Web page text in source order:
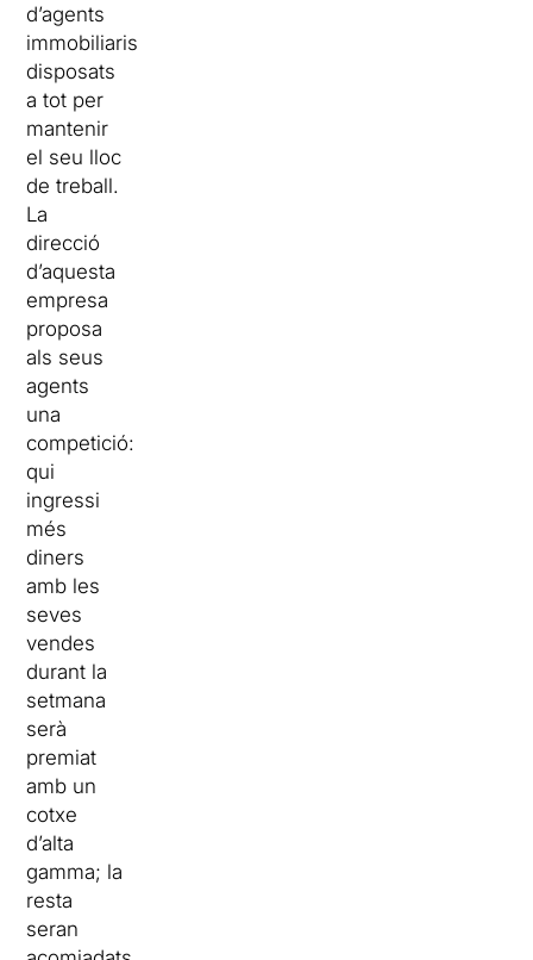
d’agents
immobiliaris
disposats
a tot per
mantenir
el seu lloc
de treball.
La
direcció
d’aquesta
empresa
proposa
als seus
agents
una
competició:
qui
ingressi
més
diners
amb les
seves
vendes
durant la
setmana
serà
premiat
amb un
cotxe
d’alta
gamma; la
resta
seran